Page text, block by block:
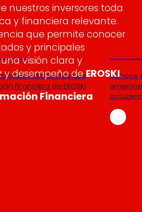
indicadores que
financiera de EROSKI
Conoce
nuestros inversores toda
y financiera relevante.
que permite conocer
y principales
visión clara y
y desempeño deEROSKI.
Financiera